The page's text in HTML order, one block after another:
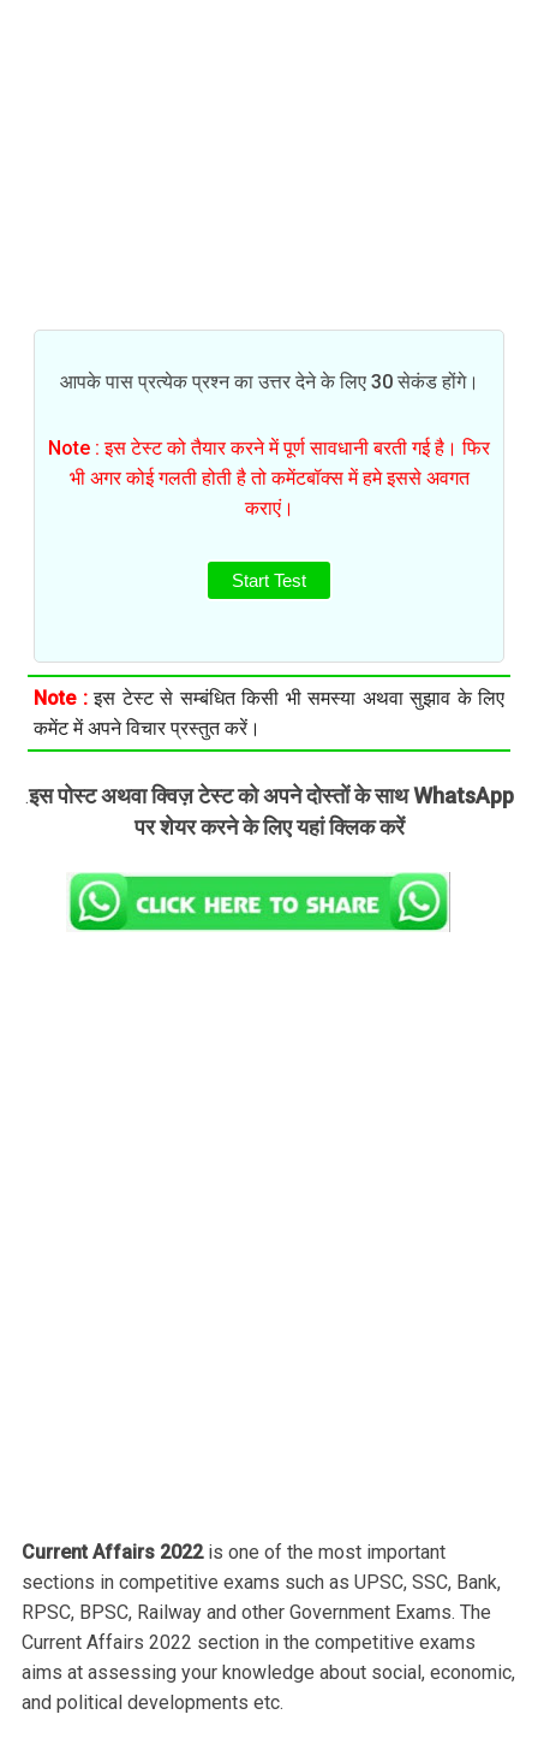
आपके पास प्रत्येक प्रश्न का उत्तर देने के लिए 30 सेकंड होंगे।
Note : इस टेस्ट को तैयार करने में पूर्ण सावधानी बरती गई है। फिर
भी अगर कोई गलती होती है तो कमेंटबॉक्स में हमे इससे अवगत
कराएं।
Start Test
Note :इस टेस्ट से सम्बंधित किसी भी समस्या अथवा सुझाव के लिए
कमेंट में अपने विचार प्रस्तुत करें।
.इस पोस्ट अथवा क्विज़ टेस्ट को अपने दोस्तों के साथ WhatsApp
पर शेयर करने के लिए यहां क्लिक करें
Current Affairs 2022is one of the most important
sections in competitive exams such as UPSC, SSC, Bank,
RPSC, BPSC, Railway and other Government Exams. The
Current Affairs 2022 section in the competitive exams
aims at assessing your knowledge about social, economic,
and political developments etc.